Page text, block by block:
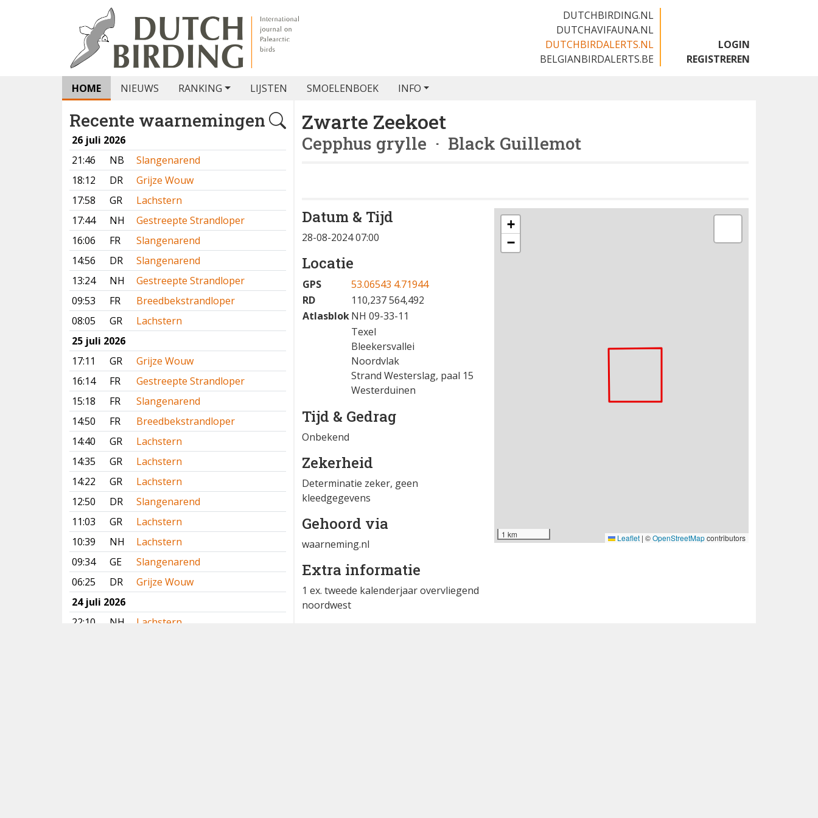
DUTCHBIRDING.NL
DUTCHAVIFAUNA.NL
DUTCHBIRDALERTS.NL
BELGIANBIRDALERTS.BE
LOGIN
REGISTREREN
HOME NIEUWS RANKING LIJSTEN SMOELENBOEK INFO
Recente waarnemingen
26 juli 2026
21:46
NB
Slangenarend
18:12
DR
Grijze Wouw
17:58
GR
Lachstern
17:44
NH
Gestreepte Strandloper
16:06
FR
Slangenarend
14:56
DR
Slangenarend
13:24
NH
Gestreepte Strandloper
09:53
FR
Breedbekstrandloper
08:05
GR
Lachstern
25 juli 2026
17:11
GR
Grijze Wouw
16:14
FR
Gestreepte Strandloper
15:18
FR
Slangenarend
14:50
FR
Breedbekstrandloper
14:40
GR
Lachstern
14:35
GR
Lachstern
14:22
GR
Lachstern
12:50
DR
Slangenarend
11:03
GR
Lachstern
10:39
NH
Lachstern
09:34
GE
Slangenarend
06:25
DR
Grijze Wouw
24 juli 2026
22:10
NH
Lachstern
Zwarte Zeekoet
Cepphus grylle · Black Guillemot
Datum & Tijd
28-08-2024 07:00
Locatie
GPS
53.06543 4.71944
RD
110,237 564,492
AtlasblokNH 09-33-11
Texel
Bleekersvallei
Noordvlak
Strand Westerslag, paal 15
Westerduinen
Tijd & Gedrag
Onbekend
Zekerheid
Determinatie zeker, geen
kleedgegevens
Gehoord via
waarneming.nl
Extra informatie
1 ex. tweede kalenderjaar overvliegend
noordwest
+
−
1 km Leaflet | ©OpenStreetMapcontributors